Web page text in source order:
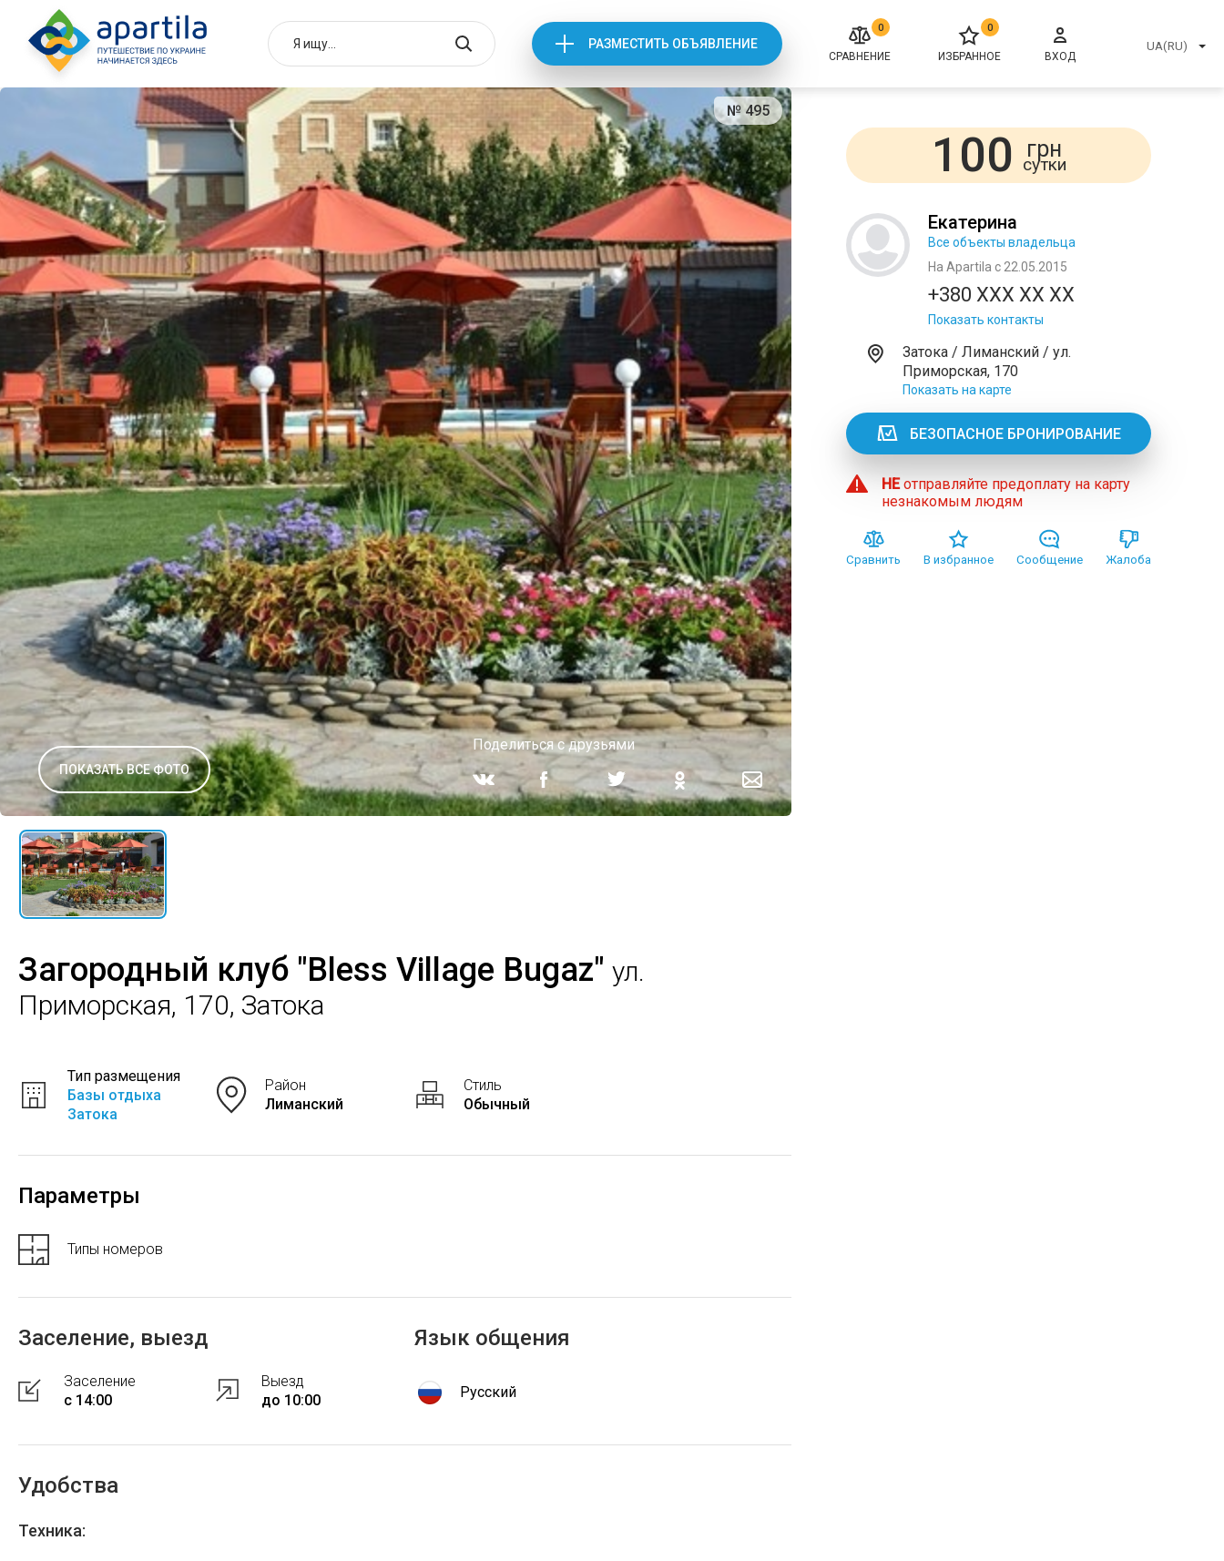
РАЗМЕСТИТЬ ОБЪЯВЛЕНИЕ
0
СРАВНЕНИЕ
0
ИЗБРАННОЕ ВХОД
UA(RU)
№ 495
ПОКАЗАТЬ ВСЕ ФОТО
Поделиться с друзьями
Загородный клуб "Bless Village Bugaz" ул.
Приморская, 170, Затока
Тип размещения
Базы отдыха
Затока
Район
Лиманский
Стиль
Обычный
Параметры
Типы номеров
Заселение, выезд
Заселение
с 14:00
Выезд
до 10:00
Язык общения
Русский
Удобства
Техника:
100 грн
сутки
Екатерина
Все объекты владельца
На Apartila с 22.05.2015
+380 XXX XX XX
Показать контакты
Затока / Лиманский / ул.
Приморская, 170
Показать на карте
БЕЗОПАСНОЕ БРОНИРОВАНИЕ
НЕотправляйте предоплату на карту
незнакомым людям
Сравнить В избранное Сообщение Жалоба